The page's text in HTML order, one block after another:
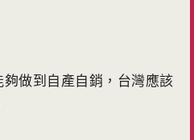
做到自產自銷，台灣應該